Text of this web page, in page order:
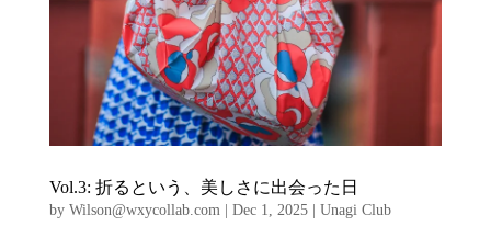
Vol.3: 折るという、美しさに出会った日
by Wilson@wxycollab.com| Dec 1, 2025| Unagi Club